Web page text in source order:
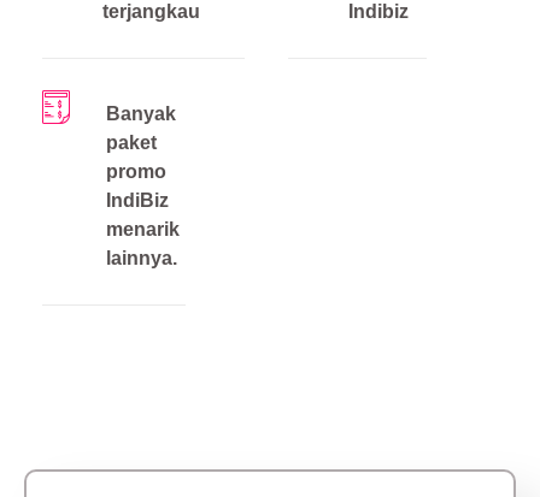
terjangkau
Indibiz
Banyak
paket
promo
IndiBiz
menarik
lainnya.